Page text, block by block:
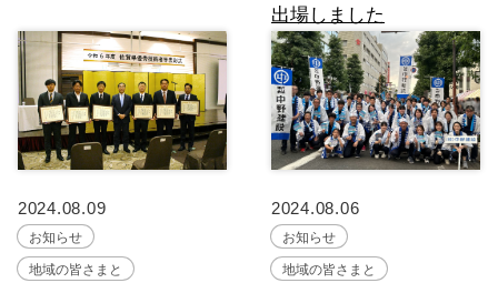
出場しました
2024.08.09
お知らせ
地域の皆さまと
2024.08.06
お知らせ
地域の皆さまと